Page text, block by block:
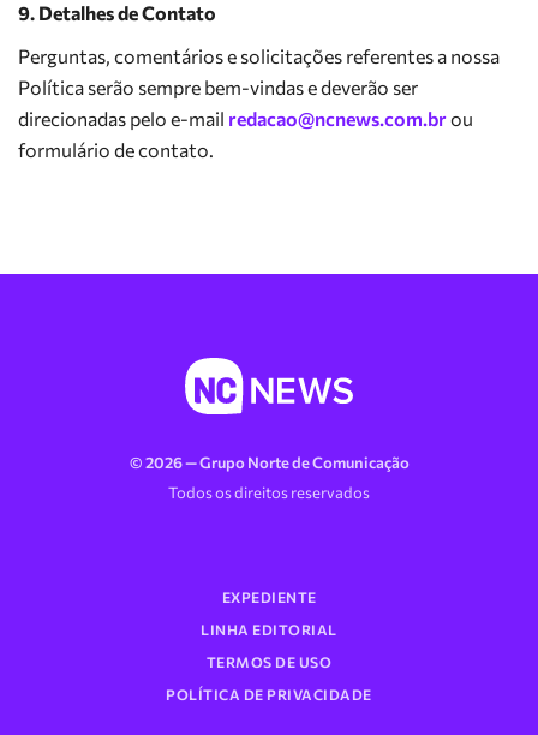
9. Detalhes de Contato
Perguntas, comentários e solicitações referentes a nossa
Política serão sempre bem-vindas e deverão ser
direcionadas pelo e-mail redacao@ncnews.com.brou
formulário de contato.
© 2026 — Grupo Norte de Comunicação
Todos os direitos reservados
EXPEDIENTE
LINHA EDITORIAL
TERMOS DE USO
POLÍTICA DE PRIVACIDADE